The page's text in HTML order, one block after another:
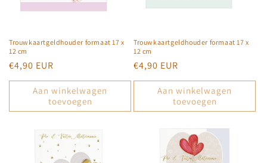
:
Trouwkaartgeldhouder formaat 17 x
12 cm
Normale
prijs
€4,90 EUR
Aan winkelwagen
toevoegen
Trouwkaartgeldhouder formaat 17 x
12 cm
Normale
prijs
€4,90 EUR
Aan winkelwagen
toevoegen